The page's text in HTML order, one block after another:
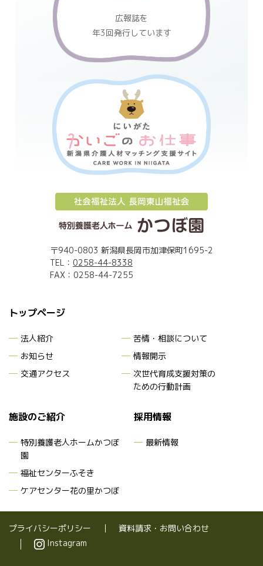
広報誌を
年3回発行しています
〒940-0803 新潟県長岡市加津保町1695-2
TEL： 0258-44-8338
FAX：0258-44-7255
トップページ
法人紹介
お知らせ
交通アクセス
苦情・相談について
情報開示
次世代育成支援対策の
ための行動計画
施設のご紹介
特別養護老人ホームかつぼ
園
福祉センターふそき
ケアセンター花の里かつぼ
採用情報
最新情報
プライバシーポリシー
資料請求・お問い合わせ
Instagram